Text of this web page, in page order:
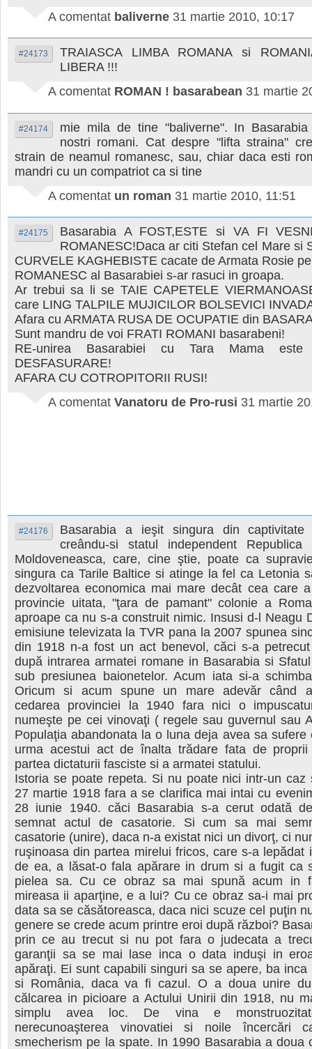
A comentat baliverne 31 martie 2010, 10:17
#24173
TRAIASCA LIMBA ROMANA si
LIBERA !!!
A comentat ROMAN ! basarabean 31 martie
#24174
mie mila de tine "baliverne". In
nostri romani. Cat despre "lifta straina"
strain de neamul romanesc, sau, chiar daca esti
mandri cu un compatriot ca si tine
A comentat un roman 31 martie 2010, 11:51
#24175
Basarabia A FOST,ESTE si VA FI
ROMANESC!Daca ar citi Stefan cel Mare si
CURVELE KAGHEBISTE cacate de Armata Rosie
ROMANESC al Basarabiei s-ar rasuci in groapa.
Ar trebui sa li se TAIE CAPETELE
care LING TALPILE MUJICILOR BOLSEVICI
Afara cu ARMATA RUSA DE OCUPATIE din
Sunt mandru de voi FRATI ROMANI basarabeni!
RE-unirea Basarabiei cu Tara Mama
DESFASURARE!
AFARA CU COTROPITORII RUSI!
A comentat Vanatoru de Pro-rusi 31 martie
#24176
Basarabia a ieşit singura din
creându-si statul independent Republica
Moldoveneasca, care, cine ştie, poate ca
singura ca Tarile Baltice si atinge la fel ca Letonia
dezvoltarea economica mai mare decât cea care
provincie uitata, "ţara de pamant" colonie a
aproape ca nu s-a construit nimic. Insusi d-l Neagu
emisiune televizata la TVR pana la 2007 spunea
din 1918 n-a fost un act benevol, căci s-a
după intrarea armatei romane in Basarabia si
sub presiunea baionetelor. Acum iata si-a
Oricum si acum spune un mare adevăr când
cedarea provinciei la 1940 fara nici o
numeşte pe cei vinovaţi ( regele sau guvernul sau
Populaţia abandonata la o luna deja avea sa sufere
urma acestui act de înalta trădare fata de proprii
partea dictaturii fasciste si a armatei statului.
Istoria se poate repeta. Si nu poate nici intr-un caz
27 martie 1918 fara a se clarifica mai intai cu
28 iunie 1940. căci Basarabia s-a cerut odată
semnat actul de casatorie. Si cum sa mai
casatorie (unire), daca n-a existat nici un divorţ, ci
ruşinoasa din partea mirelui fricos, care s-a lepădat
de ea, a lăsat-o fala apărare in drum si a fugit ca
pielea sa. Cu ce obraz sa mai spună acum in
mireasa ii aparţine, e a lui? Cu ce obraz sa-i mai
data sa se căsătoreasca, daca nici scuze cel puţin
genere se crede acum printre eroi după război?
prin ce au trecut si nu pot fara o judecata a
garanţii sa se mai lase inca o data induşi in
apăraţi. Ei sunt capabili singuri sa se apere, ba inca
si România, daca va fi cazul. O a doua unire
călcarea in picioare a Actului Unirii din 1918, nu
simplu avea loc. De vina e
nerecunoaşterea vinovatiei si noile încercări
smecherism pe la spate. In 1990 Basarabia a doua